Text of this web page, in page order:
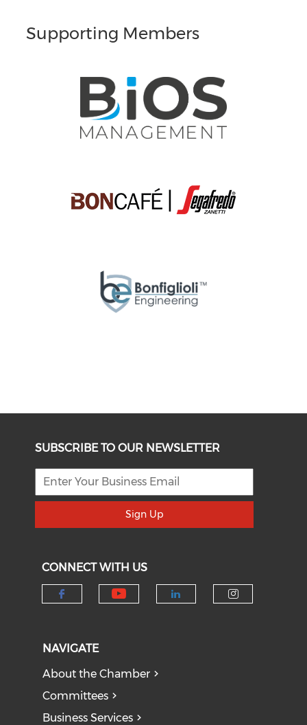
Supporting Members
SUBSCRIBE TO OUR NEWSLETTER
Sign Up
CONNECT WITH US
NAVIGATE
About the Chamber
Committees
Business Services